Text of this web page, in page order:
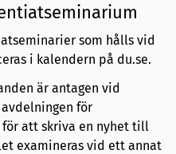
som hålls vid
i kalendern på du.se.
är antagen vid
för
att skriva en nyhet till
examineras vid ett annat